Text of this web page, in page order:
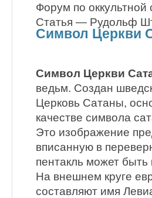
Форум по оккультной
Статья — Рудольф
Символ Церкви
Символ Церкви
ведьм. Создан
Церковь Сатаны,
качестве символа
Это изображение
вписанную в
пентакль может быть
На внешнем круге
составляют имя